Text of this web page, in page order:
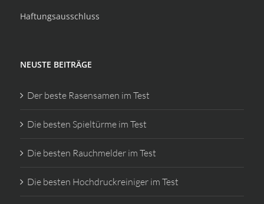
Haftungsausschluss
NEUSTE BEITRÄGE
Der beste Rasensamen im Test
Die besten Spieltürme im Test
Die besten Rauchmelder im Test
Die besten Hochdruckreiniger im Test